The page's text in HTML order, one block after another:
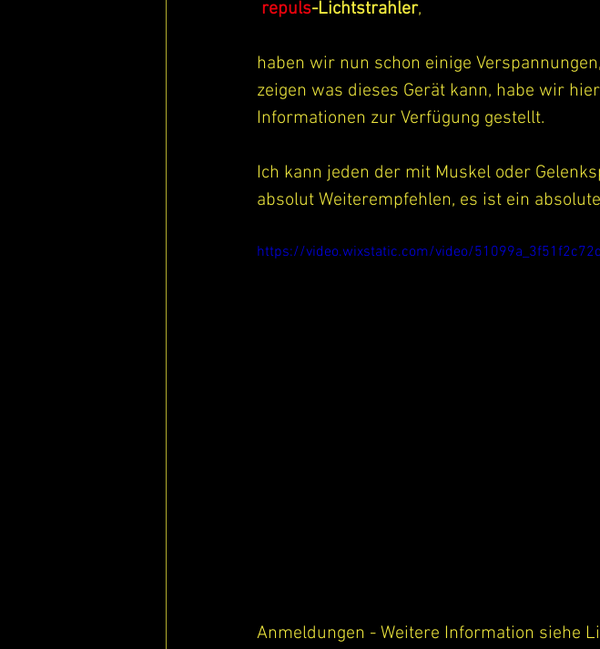
repuls-Lichtstrahler,
haben wir nun schon einige
zeigen was dieses Gerät kann, habe wir
Informationen zur Verfügung gestellt.
Ich kann jeden der mit Muskel oder
absolut Weiterempfehlen, es ist ein
https://video.wixstatic.com/video/
Anmeldungen - Weitere Information siehe